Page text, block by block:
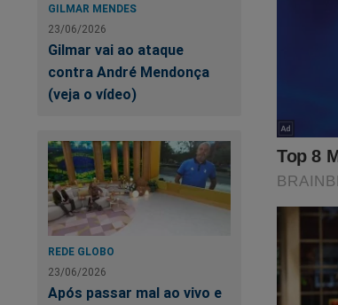
GILMAR MENDES
23/06/2026
Gilmar vai ao ataque
contra André Mendonça
(veja o vídeo)
REDE GLOBO
23/06/2026
Após passar mal ao vivo e